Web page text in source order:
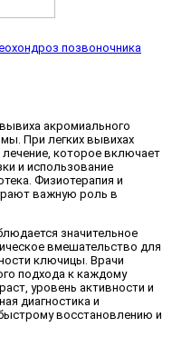
позвоночника
акромиального
При легких вывихах
которое включает
и использование
Физиотерапия и
важную роль в
значительное
вмешательство для
ключицы. Врачи
подхода к каждому
уровень активности и
диагностика и
восстановлению и